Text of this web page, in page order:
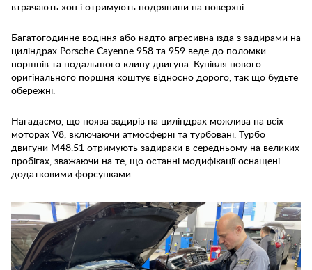
втрачають хон і отримують подряпини на поверхні.
Багатогодинне водіння або надто агресивна їзда з задирами на
циліндрах Porsche Cayenne 958 та 959 веде до поломки
поршнів та подальшого клину двигуна. Купівля нового
оригінального поршня коштує відносно дорого, так що будьте
обережні.
Нагадаємо, що поява задирів на циліндрах можлива на всіх
моторах V8, включаючи атмосферні та турбовані. Турбо
двигуни M48.51 отримують задираки в середньому на великих
пробігах, зважаючи на те, що останні модифікації оснащені
додатковими форсунками.